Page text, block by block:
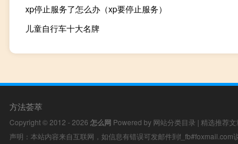
xp停止服务了怎么办（xp要停止服务）
儿童自行车十大名牌
方法荟萃
Copyright © 2012 - 2026 怎么网 Powered by 网站分类目录 | 精选推荐文
声明：本站内容来自互联网，如信息有错误可发邮件到f_fb#foxmail.com